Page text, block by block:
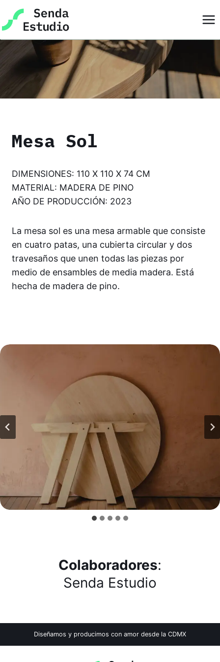
to
content
Mesa Sol
DIMENSIONES: 110 X 110 X 74 CM
MATERIAL: MADERA DE PINO
AÑO DE PRODUCCIÓN: 2023
La mesa sol es una mesa armable que consiste
en cuatro patas, una cubierta circular y dos
travesaños que unen todas las piezas por
medio de ensambles de media madera. Está
hecha de madera de pino.
Colaboradores:
Senda Estudio
Diseñamos y producimos con amor desde la CDMX